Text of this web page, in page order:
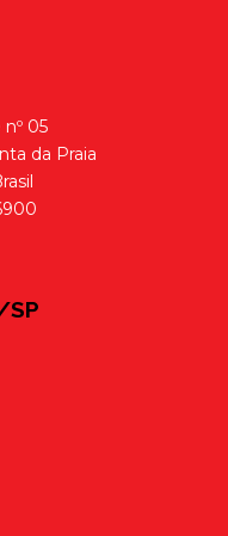
05
da Praia